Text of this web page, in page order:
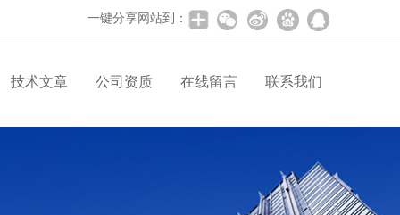
一键分享网站到：
技术文章 公司资质 在线留言 联系我们